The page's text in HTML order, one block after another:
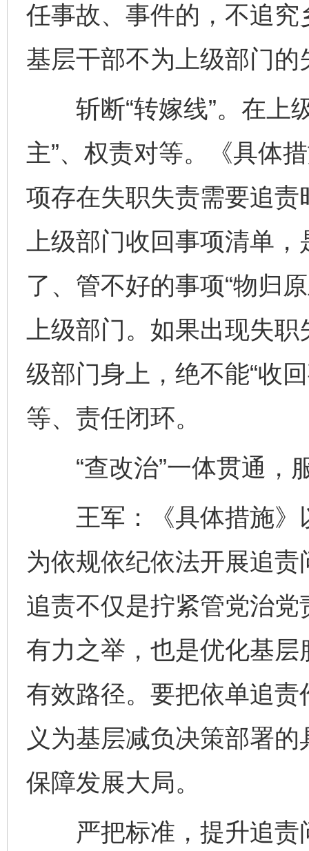
任事故、事件的，不追究
基层干部不为上级部门的
斩断“转嫁线”。在上
主”、权责对等。《具体
项存在失职失责需要追
上级部门收回事项清单
了、管不好的事项“物归
上级部门。如果出现失
级部门身上，绝不能“收
等、责任闭环。
“查改治”一体贯通，
王军：《具体措施》
为依规依纪依法开展追
追责不仅是拧紧管党治
有力之举，也是优化基
有效路径。要把依单追
义为基层减负决策部署
保障发展大局。
严把标准，提升追责